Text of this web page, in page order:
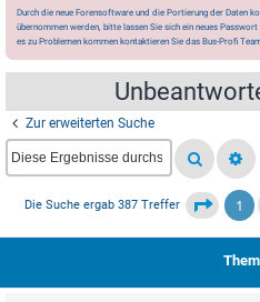
Durch die neue Forensoftware und die Portierung der Daten
übernommen werden, bitte lassen Sie sich ein neues Passwort
es zu Problemen kommen kontaktieren Sie das Bus-Profi
Zur erweiterten Suche
Die Suche ergab 387 Treffer 1